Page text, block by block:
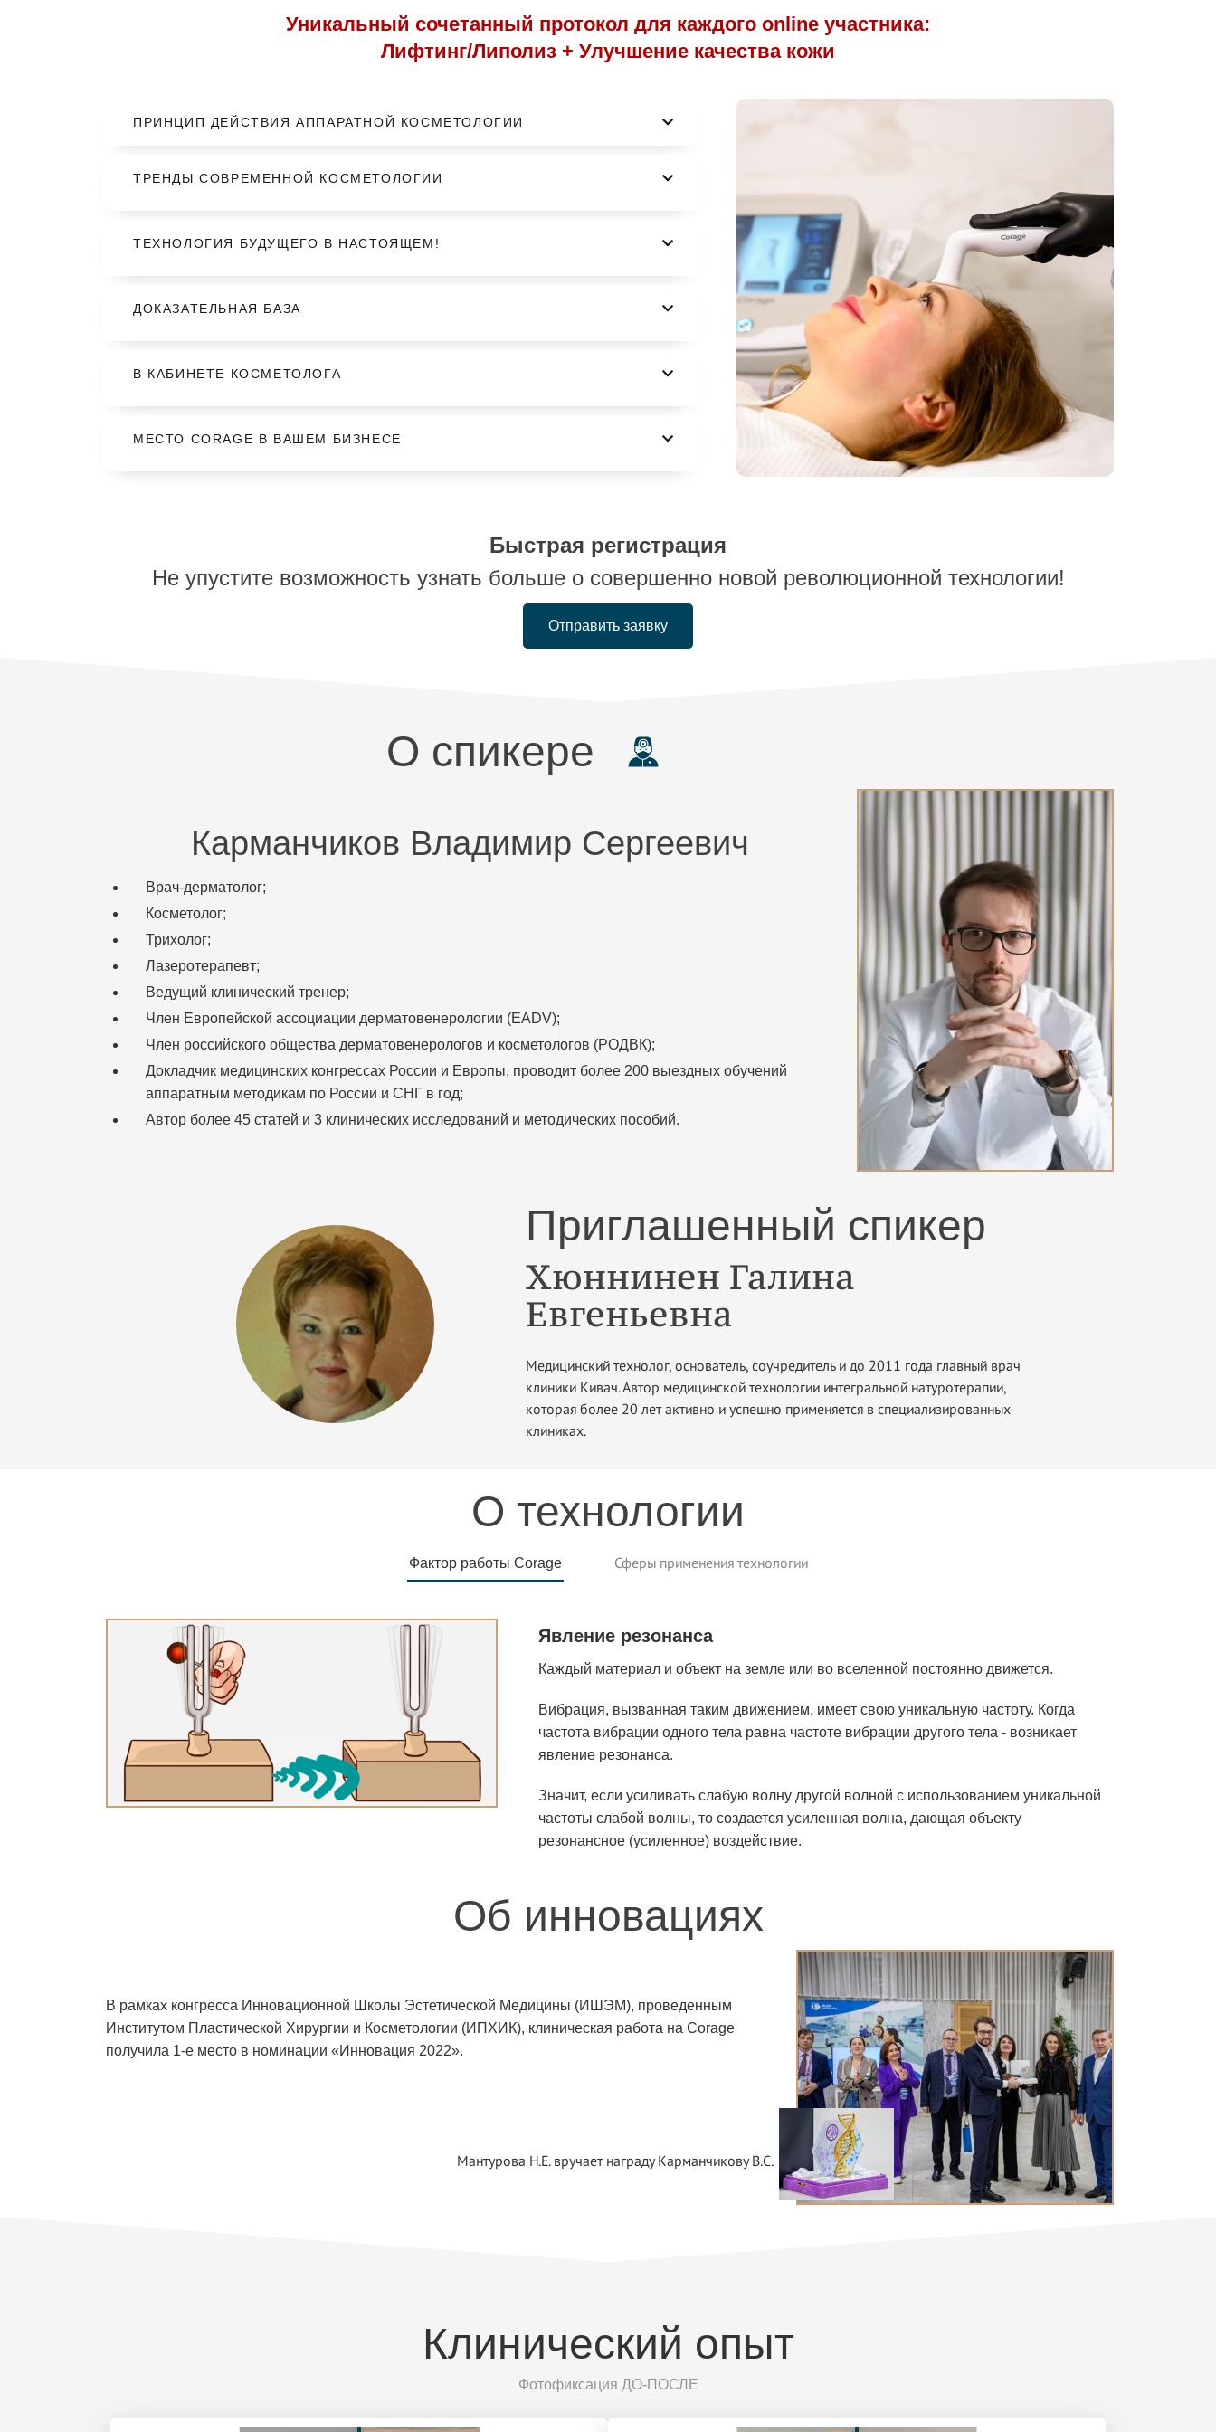
Уникальный сочетанный протокол для каждого online участника:
Лифтинг/Липолиз + Улучшение качества кожи
ПРИНЦИП ДЕЙСТВИЯ АППАРАТНОЙ КОСМЕТОЛОГИИ
ТРЕНДЫ СОВРЕМЕННОЙ КОСМЕТОЛОГИИ
ТЕХНОЛОГИЯ БУДУЩЕГО В НАСТОЯЩЕМ!
ДОКАЗАТЕЛЬНАЯ БАЗА
В КАБИНЕТЕ КОСМЕТОЛОГА
МЕСТО CORAGE В ВАШЕМ БИЗНЕСЕ
Быстрая регистрация
Не упустите возможность узнать больше о совершенно новой революционной технологии!
Отправить заявку
О спикере
Карманчиков Владимир Сергеевич
Врач-дерматолог;
Косметолог;
Трихолог;
Лазеротерапевт;
Ведущий клинический тренер;
Член Европейской ассоциации дерматовенерологии (ЕАDV);
Член российского общества дерматовенерологов и косметологов (РОДВК);
Докладчик медицинских конгрессах России и Европы, проводит более 200 выездных обучений
аппаратным методикам по России и СНГ в год;
Автор более 45 статей и 3 клинических исследований и методических пособий.
Приглашенный спикер
Хюннинен Галина
Евгеньевна
Медицинский технолог, основатель, соучредитель и до 2011 года главный врач
клиники Кивач. Автор медицинской технологии интегральной натуротерапии,
которая более 20 лет активно и успешно применяется в специализированных
клиниках.
О технологии
Фактор работы Corage Сферы применения технологии
Явление резонанса
Каждый материал и объект на земле или во вселенной постоянно движется.
Вибрация, вызванная таким движением, имеет свою уникальную частоту. Когда
частота вибрации одного тела равна частоте вибрации другого тела - возникает
явление резонанса.
Значит, если усиливать слабую волну другой волной с использованием уникальной
частоты слабой волны, то создается усиленная волна, дающая объекту
резонансное (усиленное) воздействие.
СФЕРЫ ПРИМЕНЕНИЯ CORAGE
Косметологические клиники
Центры пластической хирургии
Дерматологические приемы
Оздоровительные и SPA-центры
Регистрация
Об инновациях
В рамках конгресса Инновационной Школы Эстетической Медицины (ИШЭМ), проведенным
Институтом Пластической Хирургии и Косметологии (ИПХИК), клиническая работа на Corage
получила 1-е место в номинации «Инновация 2022».
Мантурова Н.Е. вручает награду Карманчикову В.С.
Клинический опыт
Фотофиксация ДО-ПОСЛЕ